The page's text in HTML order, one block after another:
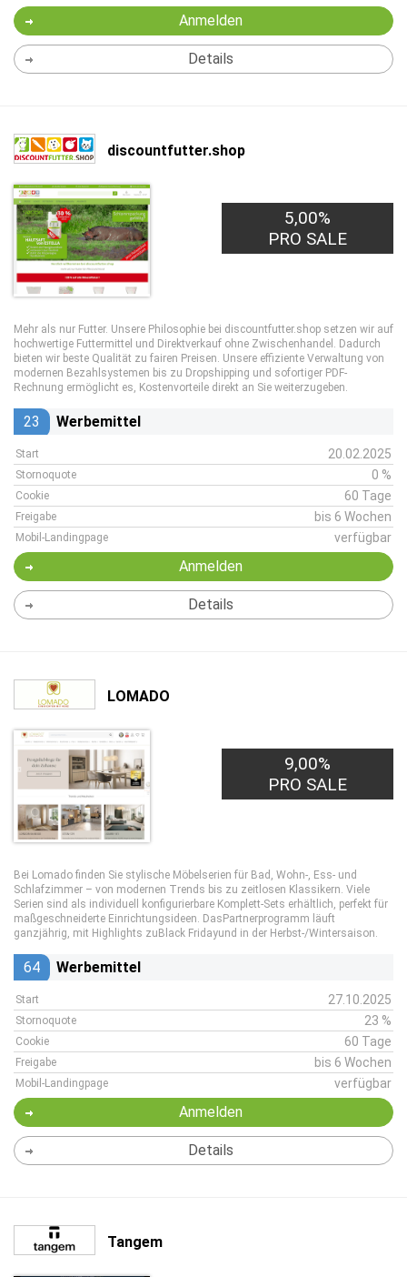
Anmelden
Details
discountfutter.shop
5,00%
PRO SALE
Mehr als nur Futter. Unsere Philosophie bei discountfutter.shop setzen wir auf
hochwertige Futtermittel und Direktverkauf ohne Zwischenhandel. Dadurch
bieten wir beste Qualität zu fairen Preisen. Unsere effiziente Verwaltung von
modernen Bezahlsystemen bis zu Dropshipping und sofortiger PDF-
Rechnung ermöglicht es, Kostenvorteile direkt an Sie weiterzugeben.
23 Werbemittel
Start 20.02.2025
Stornoquote 0 %
Cookie 60 Tage
Freigabe bis 6 Wochen
Mobil-Landingpage verfügbar
Anmelden
Details
LOMADO
9,00%
PRO SALE
Bei Lomado finden Sie stylische Möbelserien für Bad, Wohn-, Ess- und
Schlafzimmer – von modernen Trends bis zu zeitlosen Klassikern. Viele
Serien sind als individuell konfigurierbare Komplett-Sets erhältlich, perfekt für
maßgeschneiderte Einrichtungsideen. DasPartnerprogramm läuft
ganzjährig, mit Highlights zuBlack Fridayund in der Herbst-/Wintersaison.
64 Werbemittel
Start 27.10.2025
Stornoquote 23 %
Cookie 60 Tage
Freigabe bis 6 Wochen
Mobil-Landingpage verfügbar
Anmelden
Details
Tangem